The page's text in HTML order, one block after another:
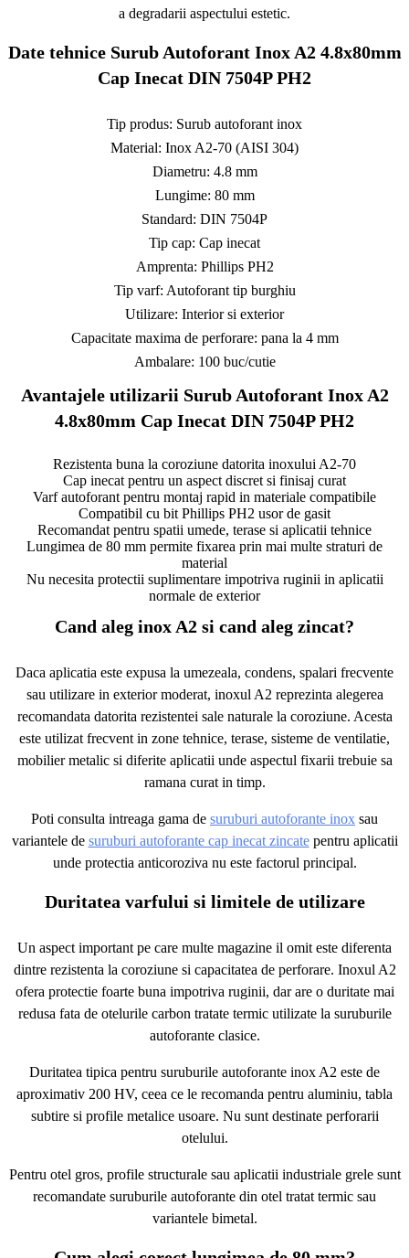
a degradarii aspectului estetic.
Date tehnice Surub Autoforant Inox A2 4.8x80mm
Cap Inecat DIN 7504P PH2
Tip produs: Surub autoforant inox
Material: Inox A2-70 (AISI 304)
Diametru: 4.8 mm
Lungime: 80 mm
Standard: DIN 7504P
Tip cap: Cap inecat
Amprenta: Phillips PH2
Tip varf: Autoforant tip burghiu
Utilizare: Interior si exterior
Capacitate maxima de perforare: pana la 4 mm
Ambalare: 100 buc/cutie
Avantajele utilizarii Surub Autoforant Inox A2
4.8x80mm Cap Inecat DIN 7504P PH2
Rezistenta buna la coroziune datorita inoxului A2-70
Cap inecat pentru un aspect discret si finisaj curat
Varf autoforant pentru montaj rapid in materiale compatibile
Compatibil cu bit Phillips PH2 usor de gasit
Recomandat pentru spatii umede, terase si aplicatii tehnice
Lungimea de 80 mm permite fixarea prin mai multe straturi de
material
Nu necesita protectii suplimentare impotriva ruginii in aplicatii
normale de exterior
Cand aleg inox A2 si cand aleg zincat?
Daca aplicatia este expusa la umezeala, condens, spalari frecvente
sau utilizare in exterior moderat, inoxul A2 reprezinta alegerea
recomandata datorita rezistentei sale naturale la coroziune. Acesta
este utilizat frecvent in zone tehnice, terase, sisteme de ventilatie,
mobilier metalic si diferite aplicatii unde aspectul fixarii trebuie sa
ramana curat in timp.
Poti consulta intreaga gama de suruburi autoforante inox sau
variantele de suruburi autoforante cap inecat zincatepentru aplicatii
unde protectia anticoroziva nu este factorul principal.
Duritatea varfului si limitele de utilizare
Un aspect important pe care multe magazine il omit este diferenta
dintre rezistenta la coroziune si capacitatea de perforare. Inoxul A2
ofera protectie foarte buna impotriva ruginii, dar are o duritate mai
redusa fata de otelurile carbon tratate termic utilizate la suruburile
autoforante clasice.
Duritatea tipica pentru suruburile autoforante inox A2 este de
aproximativ 200 HV, ceea ce le recomanda pentru aluminiu, tabla
subtire si profile metalice usoare. Nu sunt destinate perforarii
otelului.
Pentru otel gros, profile structurale sau aplicatii industriale grele sunt
recomandate suruburile autoforante din otel tratat termic sau
variantele bimetal.